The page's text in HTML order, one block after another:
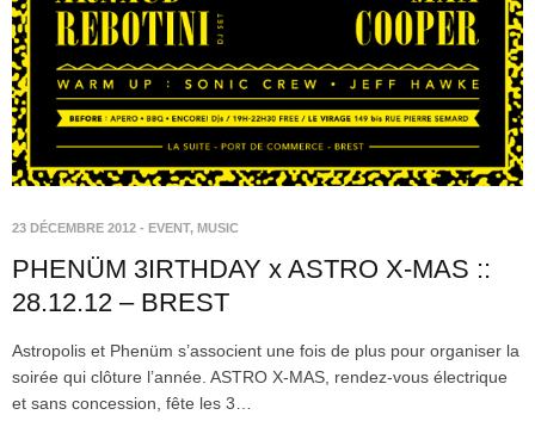
23 DÉCEMBRE 2012 - EVENT, MUSIC
PHENÜM 3IRTHDAY x ASTRO X-MAS ::
28.12.12 – BREST
Astropolis et Phenüm s’associent une fois de plus pour organiser la
soirée qui clôture l’année. ASTRO X-MAS, rendez-vous électrique
et sans concession, fête les 3…